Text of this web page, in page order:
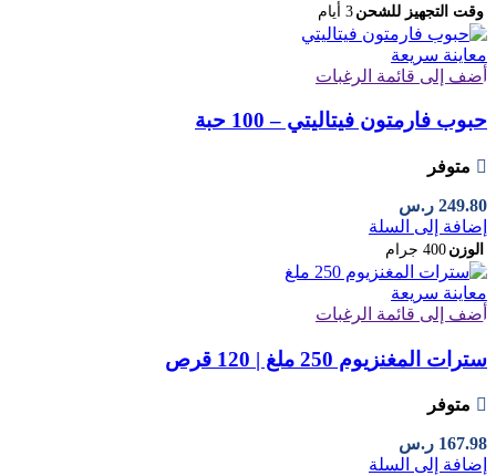
وقت التجهيز للشحن3 أيام
معاينة سريعة
أضف إلى قائمة الرغبات
حبوب فارمتون فيتاليتي – 100 حبة
متوفر
249.80 ر.س
إضافة إلى السلة
الوزن400 جرام
معاينة سريعة
أضف إلى قائمة الرغبات
سترات المغنزيوم 250 ملغ | 120 قرص
متوفر
167.98 ر.س
إضافة إلى السلة